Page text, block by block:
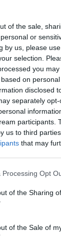
of the sale,
or
by us, please
selection.
you
on
disclosed
separately
participants.
us to third
that may
Processing Opt
of the Sharing
of the Sale of
και
η
του
για
στη
μέλη του
κηδεία του